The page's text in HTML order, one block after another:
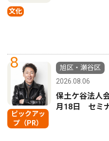
文化
8
ピックアッ
プ（PR）
旭区・瀬谷区
2026.08.06
保土ケ谷法人
月18日 セミ